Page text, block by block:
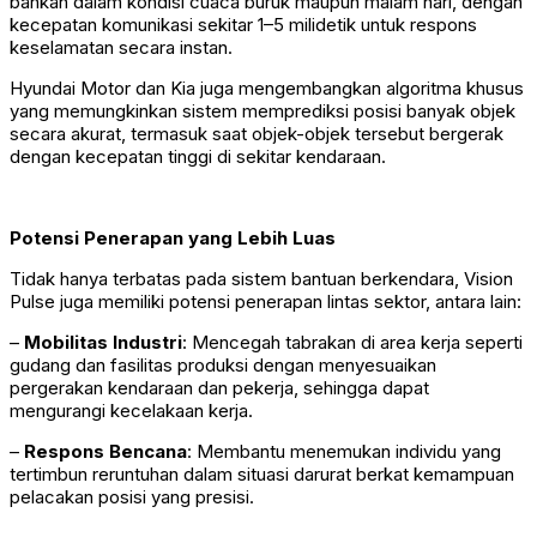
kecepatan komunikasi sekitar 1–5 milidetik untuk respons
keselamatan secara instan.
Hyundai Motor dan Kia juga mengembangkan algoritma khusus
yang memungkinkan sistem memprediksi posisi banyak objek
secara akurat, termasuk saat objek-objek tersebut bergerak
dengan kecepatan tinggi di sekitar kendaraan.
Potensi Penerapan yang Lebih Luas
Tidak hanya terbatas pada sistem bantuan berkendara, Vision
Pulse juga memiliki potensi penerapan lintas sektor, antara lain:
– Mobilitas Industri: Mencegah tabrakan di area kerja seperti
gudang dan fasilitas produksi dengan menyesuaikan
pergerakan kendaraan dan pekerja, sehingga dapat
mengurangi kecelakaan kerja.
– Respons Bencana: Membantu menemukan individu yang
tertimbun reruntuhan dalam situasi darurat berkat kemampuan
pelacakan posisi yang presisi.